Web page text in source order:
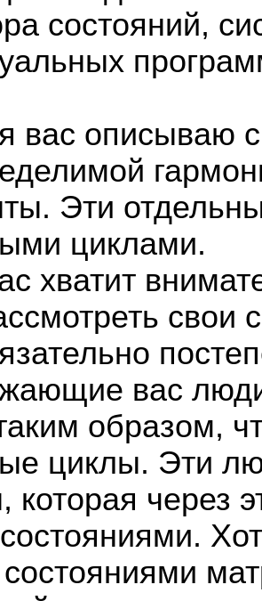
состояний,
вас описываю
Эти
циклами.
хватит
свои
вас
образом,
циклы. Эти
которая через